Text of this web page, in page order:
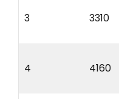
3 3310
4 4160